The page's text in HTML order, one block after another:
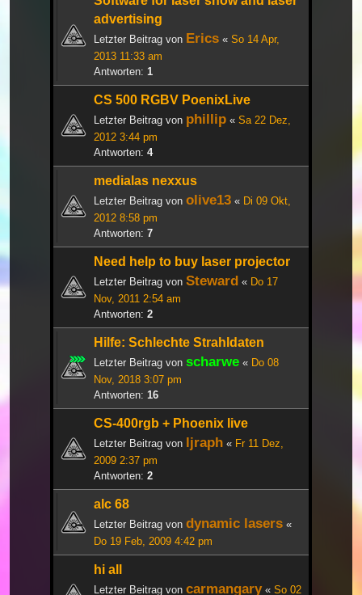
advertising
Letzter Beitrag von Erics « So 14 Apr,
2013 11:33 am
Antworten: 1
CS 500 RGBV PoenixLive
Letzter Beitrag von phillip « Sa 22 Dez,
2012 3:44 pm
Antworten: 4
medialas nexxus
Letzter Beitrag von olive13 « Di 09 Okt,
2012 8:58 pm
Antworten: 7
Need help to buy laser projector
Letzter Beitrag von Steward « Do 17
Nov, 2011 2:54 am
Antworten: 2
Hilfe: Schlechte Strahldaten
Letzter Beitrag von scharwe « Do 08
Nov, 2018 3:07 pm
Antworten: 16
CS-400rgb + Phoenix live
Letzter Beitrag von ljraph « Fr 11 Dez,
2009 2:37 pm
Antworten: 2
alc 68
Letzter Beitrag von dynamic lasers «
Do 19 Feb, 2009 4:42 pm
hi all
Letzter Beitrag von carmangary« So 02